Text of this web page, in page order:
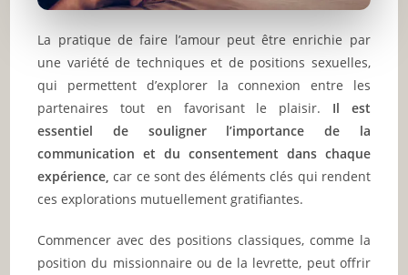
La pratique de faire l’amour peut être enrichie par
une variété de techniques et de positions sexuelles,
qui permettent d’explorer la connexion entre les
partenaires tout en favorisant le plaisir. Il est
essentiel de souligner l’importance de la
communication et du consentement dans chaque
expérience, car ce sont des éléments clés qui rendent
ces explorations mutuellement gratifiantes.
Commencer avec des positions classiques, comme la
position du missionnaire ou de la levrette, peut offrir